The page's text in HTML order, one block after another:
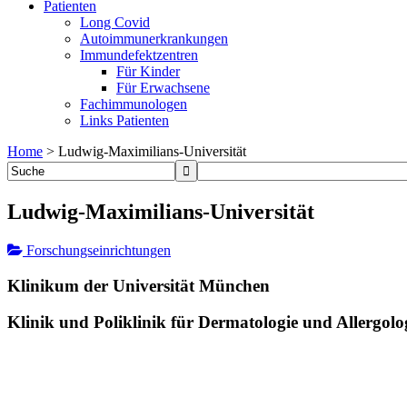
Patienten
Long Covid
Autoimmunerkrankungen
Immundefektzentren
Für Kinder
Für Erwachsene
Fachimmunologen
Links Patienten
Home > Ludwig-Maximilians-Universität
Ludwig-Maximilians-Universität
Forschungseinrichtungen
Klinikum der Universität München
Klinik und Poliklinik für Dermatologie und